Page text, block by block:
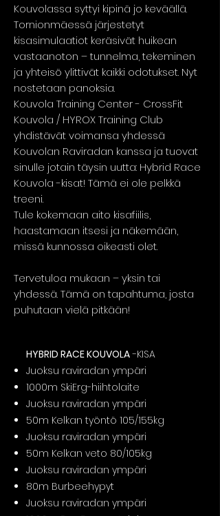
Kouvolassa syttyi kipinä jo keväällä.
Tornionmäessä järjestetyt
kisasimulaatiot keräsivät huikean
vastaanoton – tunnelma, tekeminen
ja yhteisö ylittivät kaikki odotukset. Nyt
nostetaan panoksia.
Kouvola Training Center - CrossFit
Kouvola / HYROX Training Club
yhdistävät voimansa yhdessä
Kouvolan Raviradan kanssa ja tuovat
sinulle jotain täysin uutta: Hybrid Race
Kouvola -kisat! Tämä ei ole pelkkä
treeni.
Tule kokemaan aito kisafiilis,
haastamaan itsesi ja näkemään,
missä kunnossa oikeasti olet.
Tervetuloa mukaan – yksin tai
yhdessä. Tämä on tapahtuma, josta
puhutaan vielä pitkään!
HYBRID RACE KOUVOLA-KISA
Juoksu raviradan ympäri
1000m SkiErg-hiihtolaite
Juoksu raviradan ympäri
50m Kelkan työntö 105/155kg
Juoksu raviradan ympäri
50m Kelkan veto 80/105kg
Juoksu raviradan ympäri
80m Burbeehypyt
Juoksu raviradan ympäri